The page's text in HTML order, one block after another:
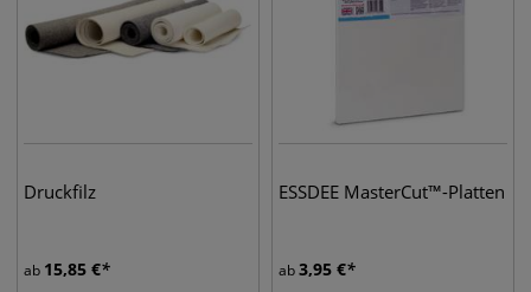
Druckfilz
ab 15,85 €
ESSDEE MasterCut™-Platten
ab3,95 €